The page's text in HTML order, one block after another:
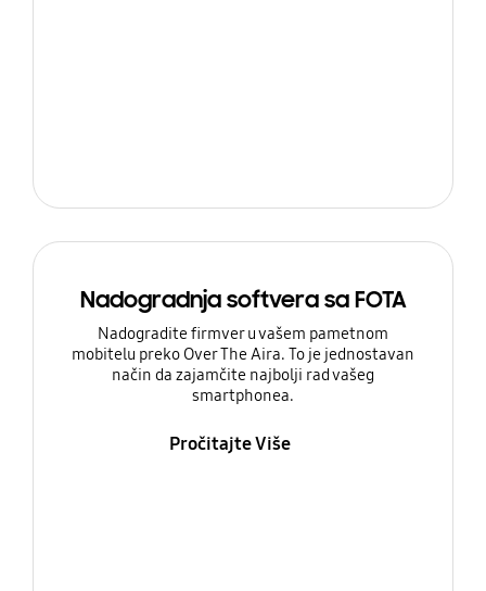
Nadogradnja softvera sa FOTA
Nadogradite firmver u vašem pametnom
mobitelu preko Over The Aira. To je jednostavan
način da zajamčite najbolji rad vašeg
smartphonea.
Pročitajte Više